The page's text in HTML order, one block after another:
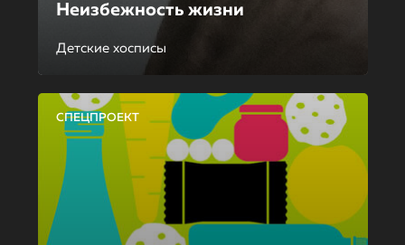
Неизбежность жизни
Детские хосписы
СПЕЦПРОЕКТ